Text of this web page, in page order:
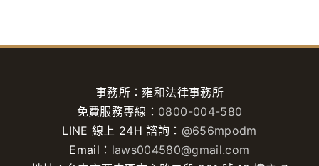
事務所：雍和法律事務所
免費服務專線： 0800-004-580
LINE 線上 24H 諮詢： @656mpodm
Email： laws004580@gmail.com